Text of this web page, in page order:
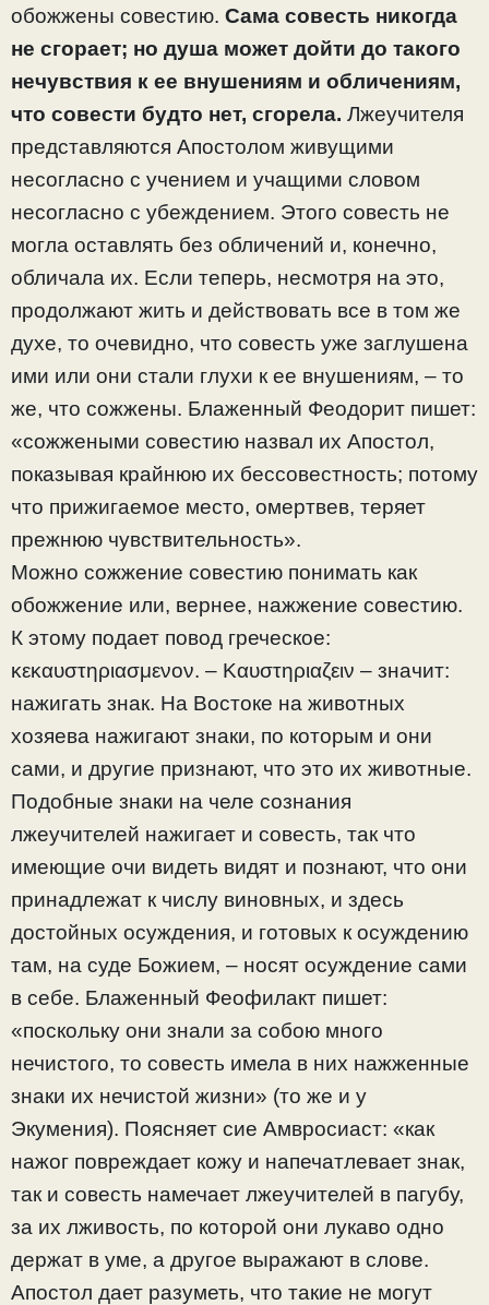
обожжены совестию. Сама совесть никогда
не сгорает; но душа может дойти до такого
нечувствия к ее внушениям и обличениям,
что совести будто нет, сгорела. Лжеучителя
представляются Апостолом живущими
несогласно с учением и учащими словом
несогласно с убеждением. Этого совесть не
могла оставлять без обличений и, конечно,
обличала их. Если теперь, несмотря на это,
продолжают жить и действовать все в том же
духе, то очевидно, что совесть уже заглушена
ими или они стали глухи к ее внушениям, – то
же, что сожжены. Блаженный Феодорит пишет:
«сожжеными совестию назвал их Апостол,
показывая крайнюю их бессовестность; потому
что прижигаемое место, омертвев, теряет
прежнюю чувствительность».
Можно сожжение совестию понимать как
обожжение или, вернее, нажжение совестию.
К этому подает повод греческое:
κεκαυστηριασμενον. – Καυστηριαζειν – значит:
нажигать знак. На Востоке на животных
хозяева нажигают знаки, по которым и они
сами, и другие признают, что это их животные.
Подобные знаки на челе сознания
лжеучителей нажигает и совесть, так что
имеющие очи видеть видят и познают, что они
принадлежат к числу виновных, и здесь
достойных осуждения, и готовых к осуждению
там, на суде Божием, – носят осуждение сами
в себе. Блаженный Феофилакт пишет:
«поскольку они знали за собою много
нечистого, то совесть имела в них нажженные
знаки их нечистой жизни» (то же и у
Экумения). Поясняет сие Амвросиаст: «как
нажог повреждает кожу и напечатлевает знак,
так и совесть намечает лжеучителей в пагубу,
за их лживость, по которой они лукаво одно
держат в уме, а другое выражают в слове.
Апостол дает разуметь, что такие не могут